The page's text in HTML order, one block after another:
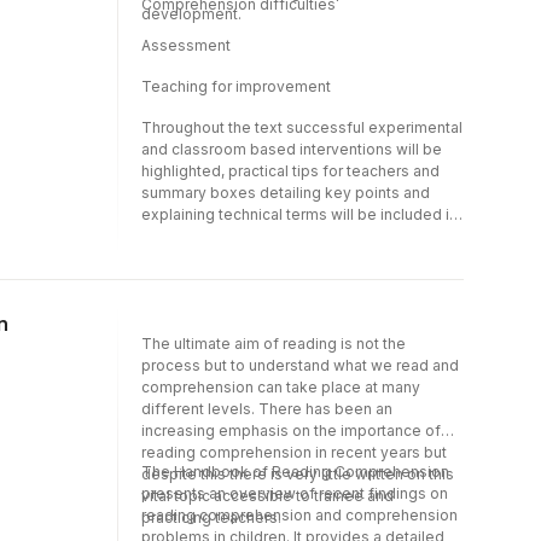
detailing key points and explaining technical
terms will be included in each chapter
development.
Comprehension difficulties
Assessment
Teaching for improvement
Throughout the text successful experimental
and classroom based interventions will be
highlighted, practical tips for teachers and
summary boxes detailing key points and
explaining technical terms will be included in
The ultimate aim of reading is not the
process but to understand what we read and
comprehension can take place at many
different levels. There has been an
increasing emphasis on the importance of
reading comprehension in recent years but
despite this there is very little written on this
vital topic accessible to trainee and
practicing teachers.
The Handbook of Reading Comprehension
presents an overview of recent findings on
reading comprehension and comprehension
problems in children. It provides a detailed